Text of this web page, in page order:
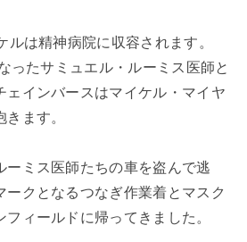
ルは精神病院に収容されます。
ったサミュエル・ルーミス医師と
ェインバースはマイケル・マイヤ
ます。
ーミス医師たちの車を盗んで逃
ークとなるつなぎ作業着とマスク
ィールドに帰ってきました。